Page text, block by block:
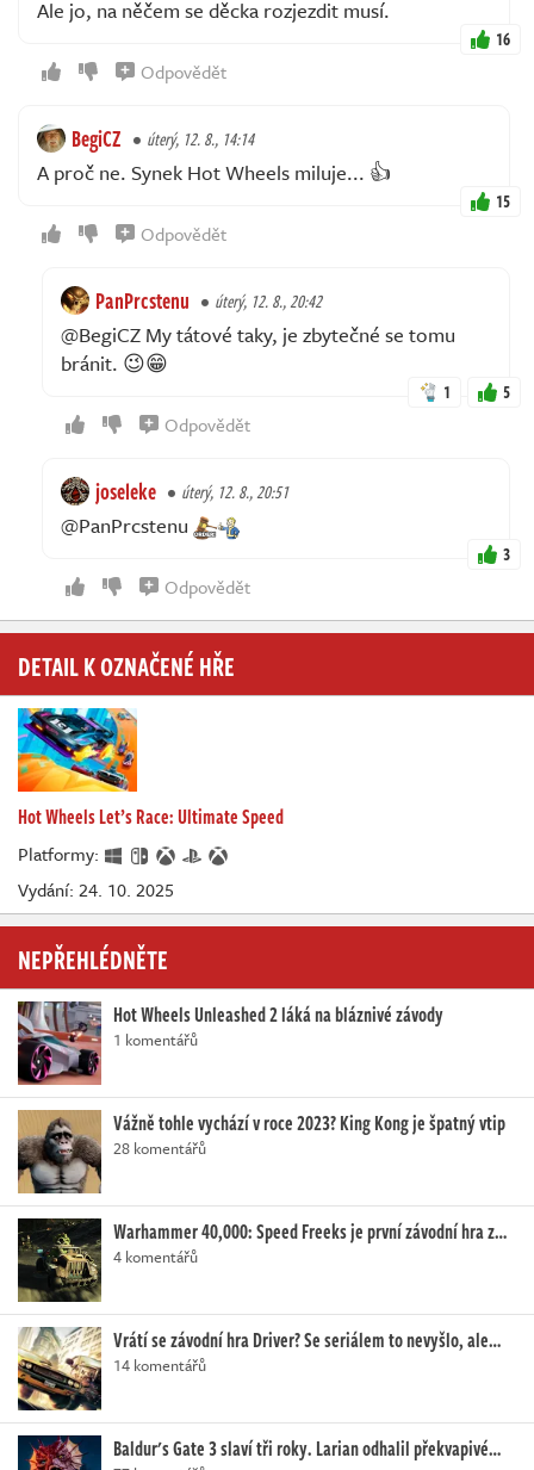
Ale jo, na něčem se děcka rozjezdit musí.
16
Odpovědět
BegiCZ úterý, 12. 8., 14:14
A proč ne. Synek Hot Wheels miluje... 👍
15
Odpovědět
PanPrcstenu úterý, 12. 8., 20:42
@BegiCZ My tátové taky, je zbytečné se tomu
bránit. 😉😁
1 5
Odpovědět
joseleke úterý, 12. 8., 20:51
@PanPrcstenu
3
Odpovědět
DETAIL K OZNAČENÉ HŘE
Hot Wheels Let’s Race: Ultimate Speed
Platformy:
Vydání: 24. 10. 2025
NEPŘEHLÉDNĚTE
Hot Wheels Unleashed 2 láká na bláznivé závody
1 komentářů
Vážně tohle vychází v roce 2023? King Kong je špatný vtip
28 komentářů
Warhammer 40,000: Speed Freeks je první závodní hra z…
4 komentářů
Vrátí se závodní hra Driver? Se seriálem to nevyšlo, ale…
14 komentářů
Baldur's Gate 3 slaví tři roky. Larian odhalil překvapivé…